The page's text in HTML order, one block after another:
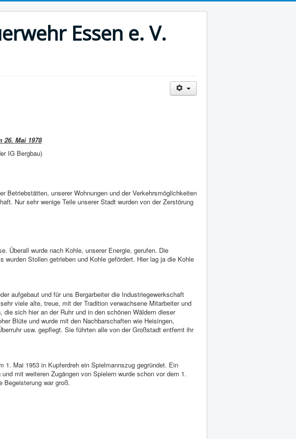
Essen e. V.
Mai 1978
IG Bergbau)
Betriebstätten, unserer Wohnungen und der Verkehrsmöglichkeiten
Nur sehr wenige Teile unserer Stadt wurden von der Zerstörung
Überall wurde nach Kohle, unserer Energie, gerufen. Die
wurden Stollen getrieben und Kohle gefördert. Hier lag ja die Kohle
aufgebaut und für uns Bergarbeiter die Industriegewerkschaft
viele alte, treue, mit der Tradition verwachsene Mitarbeiter und
sich hier an der Ruhr und in den schönen Wäldern dieser
Blüte und wurde mit den Nachbarschaften wie Heisingen,
usw. gepflegt. Sie führten alle von der Großstadt entfernt ihr
1. Mai 1953 in Kupferdreh ein Spielmannszug gegründet. Ein
mit weiteren Zugängen von Spielern wurde schon vor dem 1.
Begeisterung war groß.